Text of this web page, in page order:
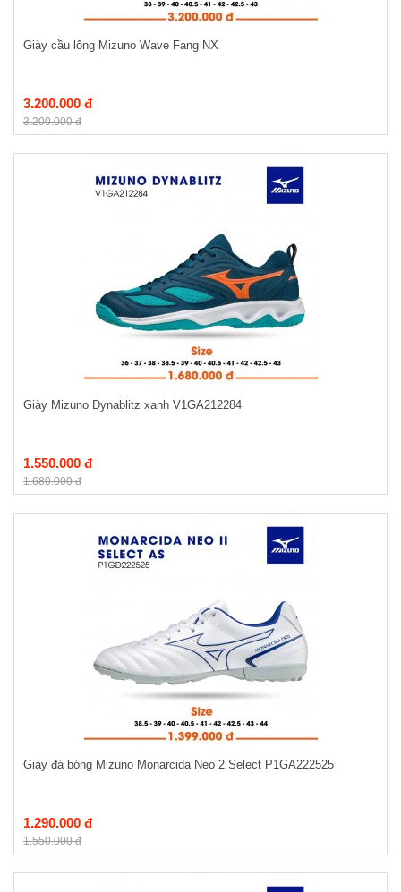
Giày cầu lông Mizuno Wave Fang NX
3.200.000 đ
3.200.000 đ
Giày Mizuno Dynablitz xanh V1GA212284
1.550.000 đ
1.680.000 đ
Giày đá bóng Mizuno Monarcida Neo 2 Select P1GA222525
1.290.000 đ
1.550.000 đ